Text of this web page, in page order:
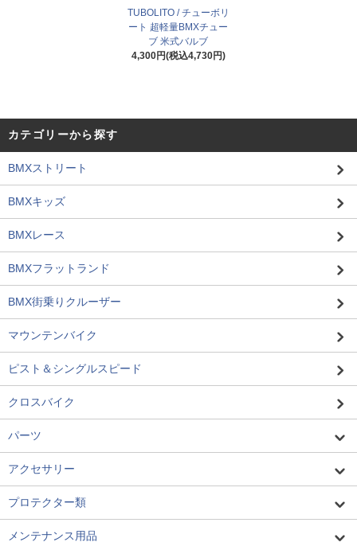
TUBOLITO / チューボリ
ート 超軽量BMXチュー
ブ 米式バルブ
4,300円(税込4,730円)
カテゴリーから探す
BMXストリート
BMXキッズ
BMXレース
BMXフラットランド
BMX街乗りクルーザー
マウンテンバイク
ピスト＆シングルスピード
クロスバイク
パーツ
アクセサリー
プロテクター類
メンテナンス用品